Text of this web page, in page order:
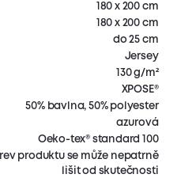
180 x 200 cm
180 x 200 cm
do 25 cm
Jersey
130 g/m²
XPOSE®
50% bavlna, 50% polyester
azurová
Oeko-tex® standard 100
produktu se může nepatrně
lišit od skutečnosti